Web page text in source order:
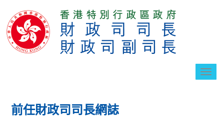
切
前任財政司司長網誌